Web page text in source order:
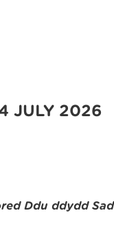
JULY 2026
Ddu ddydd